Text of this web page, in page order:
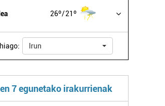
26º 21º
Irun
7 egunetako irakurrienak